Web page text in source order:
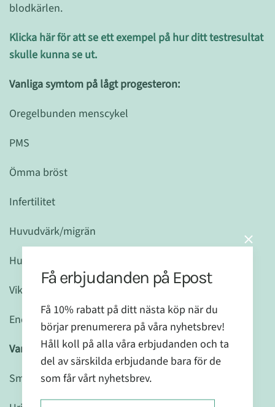
blodkärlen.
Klicka här för att se ett exempel på hur ditt testresultat
skulle kunna se ut.
Vanliga symtom på lågt progesteron:
Oregelbunden menscykel
PMS
Ömma bröst
Infertilitet
Huvudvärk/migrän
Humörsvängningar/depression
Viktökning
Endometrios
Vanliga symtom på lågt östrogen:
Smärta under samlag
Få erbjudanden på Epost
Få 10% rabatt på ditt nästa köp när du
börjar prenumerera på våra nyhetsbrev!
Håll koll på alla våra erbjudanden och ta
del av särskilda erbjudande bara för de
som får vårt nyhetsbrev.